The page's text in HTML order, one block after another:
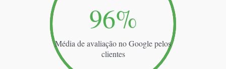
99%
Média de avaliação no Google pelos
clientes